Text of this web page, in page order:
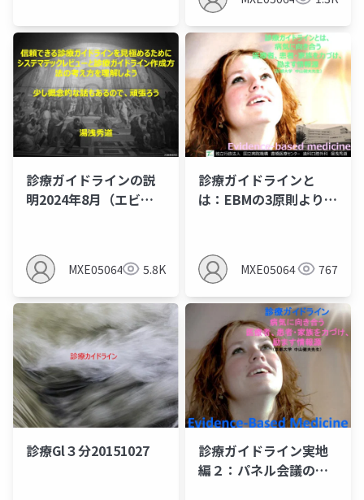
か？
診療ガイドラインの説
明2024年8月（エビデ
とMindsの間違いあ
り）
MXE05064 5.8K
診療ガイドラインと
は：EBMの3原則より概
MXE05064 767
診療Gl３分20151027
診療ガイドライン実地
編２：パネル会議のオ